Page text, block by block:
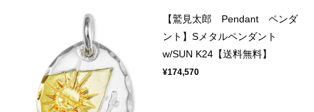
【鷲見太郎 Pendant ペンダ
ント】Sメタルペンダント
w/SUN K24【送料無料】
¥174,570